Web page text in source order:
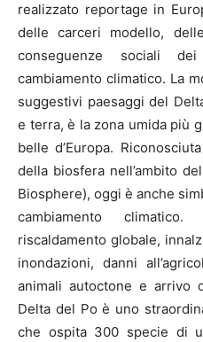
realizzato reportage in
delle carceri modello,
conseguenze sociali
cambiamento climatico. La
suggestivi paesaggi del
e terra, è la zona umida più
belle d’Europa.
della biosfera nell’ambito
Biosphere), oggi è anche
cambiamento climatico.
riscaldamento globale,
inondazioni, danni
animali autoctone e arrivo
Delta del Po è uno
che ospita 300 specie di